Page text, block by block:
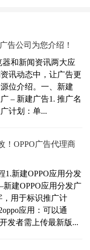
告公司为您介绍！
器和新闻资讯两大应
讯动态中，让广告更
位介绍。一、新建
– 新建广告1. 推广名
计划：单...
！OPPO广告代理商
1.新建OPPO应用分发
新建OPPO应用分发广
，用于标识推广计
应用：可以通
发者需上传最新版...